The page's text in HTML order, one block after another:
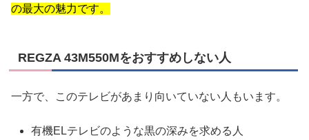
の最大の魅力です。
REGZA 43M550Mをおすすめしない人
一方で、このテレビがあまり向いていない人もいます。
有機ELテレビのような黒の深みを求める人